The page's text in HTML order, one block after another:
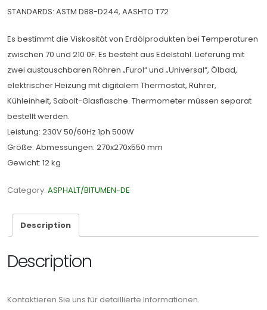
STANDARDS: ASTM D88-D244, AASHTO T72
Es bestimmt die Viskosität von Erdölprodukten bei Temperaturen
zwischen 70 und 210 0F. Es besteht aus Edelstahl. Lieferung mit
zwei austauschbaren Röhren „Furol“ und „Universal“, Ölbad,
elektrischer Heizung mit digitalem Thermostat, Rührer,
Kühleinheit, Sabolt-Glasflasche. Thermometer müssen separat
bestellt werden.
Leistung: 230V 50/60Hz 1ph 500W
Größe: Abmessungen: 270x270x550 mm
Gewicht: 12 kg
Category: ASPHALT/BITUMEN-DE
Description
Description
Kontaktieren Sie uns für detaillierte Informationen.